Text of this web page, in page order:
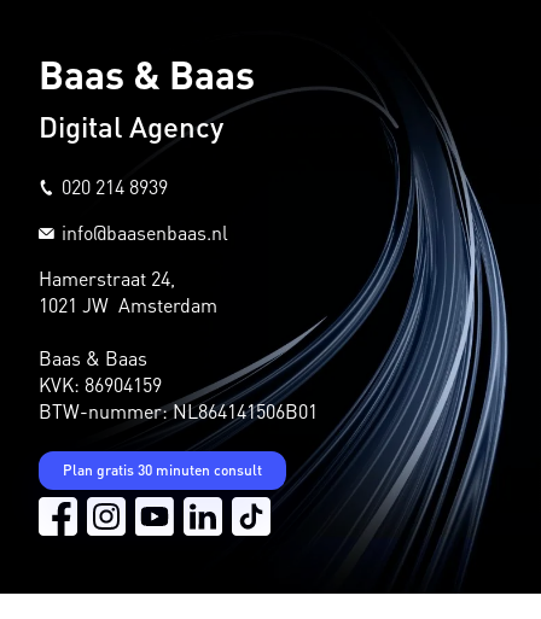
Baas & Baas
Digital Agency
020 214 8939
info@baasenbaas.nl
Hamerstraat 24,
1021 JW Amsterdam
Baas & Baas
KVK: 86904159
BTW-nummer: NL864141506B01
Plan gratis 30 minuten consult